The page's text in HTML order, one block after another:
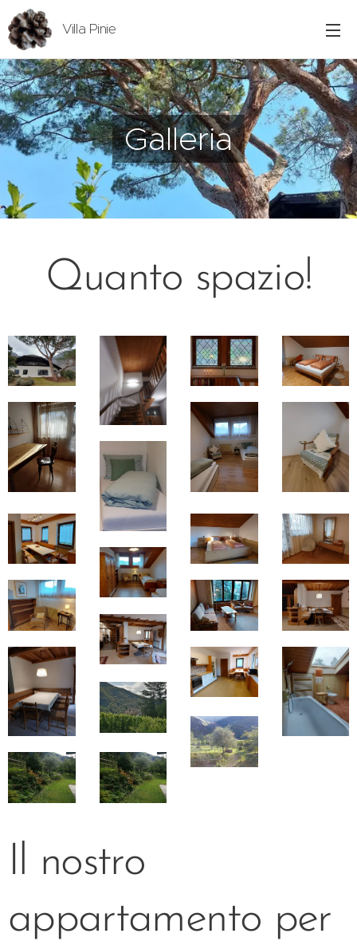
Villa Pinie
Galleria
Quanto spazio!
Il nostro
appartamento per